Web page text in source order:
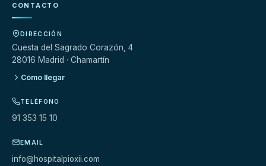
CONTACTO
DIRECCIÓN
Cuesta del Sagrado Corazón, 4
28016 Madrid · Chamartín
Cómo llegar
TELÉFONO
91 353 15 10
EMAIL
info@hospitalpioxii.com